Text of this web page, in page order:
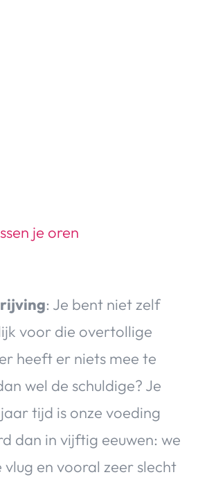
je oren
: Je bent niet zelf
voor die overtollige
heeft er niets mee te
wel de schuldige? Je
tijd is onze voeding
dan in vijftig eeuwen: we
en vooral zeer slecht